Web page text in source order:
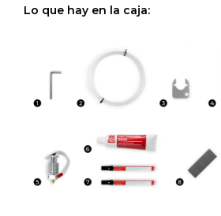
Lo que hay en la caja: